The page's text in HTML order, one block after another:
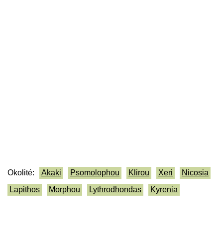
Okolité: Akaki Psomolophou Klirou Xeri
Nicosia
Lapithos
Morphou Lythrodhondas Kyrenia